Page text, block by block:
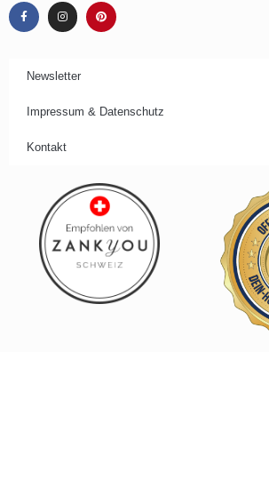
Newsletter
Impressum & Datenschutz
Kontakt